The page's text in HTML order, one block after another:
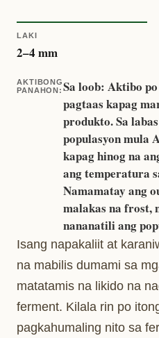
LAKI
2–4 mm
AKTIBONG
PANAHON: Sa loob: Aktibo
pagtaas kapag
produkto. Sa
populasyon mula
kapag hinog na
ang temperatura
Namamatay ang
malakas na frost,
nananatili ang
Isang napakaliit at
na mabilis dumami sa
matatamis na likido na
ferment. Kilala rin po
pagkahumaling nito sa